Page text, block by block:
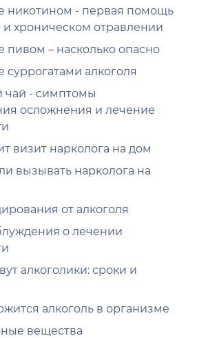
никотином - первая помощь
хроническом отравлении
пивом – насколько опасно
суррогатами алкоголя
чай - симптомы
осложнения и лечение
визит нарколога на дом
вызывать нарколога на
от алкоголя
о лечении
алкоголики: сроки и
алкоголь в организме
вещества